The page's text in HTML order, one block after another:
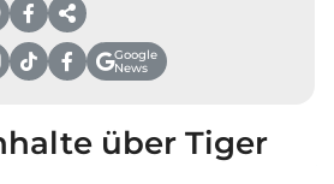
Google
News
über Tiger